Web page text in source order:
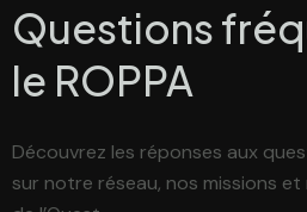
Questions
le ROPPA
Découvrez les réponses aux
sur notre réseau, nos missions